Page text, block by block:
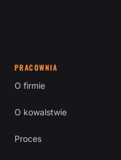
PRACOWNIA
O firmie
O kowalstwie
Proces